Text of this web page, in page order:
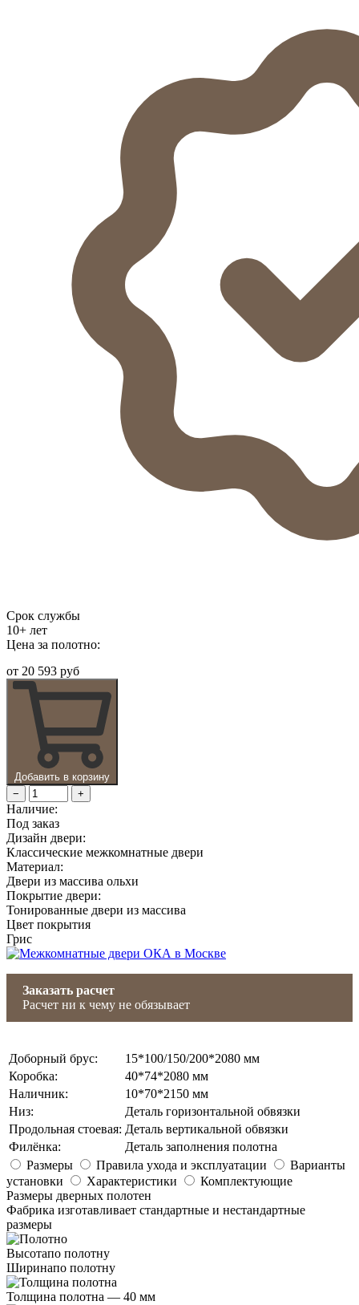
Срок службы
10+ лет
Цена за полотно:
от 20 593 руб
Добавить в корзину
−
+
Наличие:
Под заказ
Дизайн двери:
Классические межкомнатные двери
Материал:
Двери из массива ольхи
Покрытие двери:
Тонированные двери из массива
Цвет покрытия
Грис
Заказать расчет
Расчет ни к чему не обязывает
Доборный брус:
15*100/150/200*2080 мм
Коробка:
40*74*2080 мм
Наличник:
10*70*2150 мм
Низ:
Деталь горизонтальной обвязки
Продольная стоевая: Деталь вертикальной обвязки
Филёнка:
Деталь заполнения полотна
Размеры
Правила ухода и эксплуатации
Варианты
установки
Характеристики
Комплектующие
Размеры дверных полотен
Фабрика изготавливает стандартные и нестандартные
размеры
Высотапо полотну
Ширинапо полотну
Толщина полотна — 40 мм